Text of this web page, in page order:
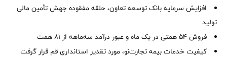
افزایش سرمایه بانک توسعه تعاون، حلقه مفقوده جهش تأمین مالی
تولید
فروش 54 همتی در یک ماه و عبور درآمد سه‌ماهه از 81 همت
کیفیت خدمات بیمه تجارت‌نو، مورد تقدیر استانداری قم قرار گرفت